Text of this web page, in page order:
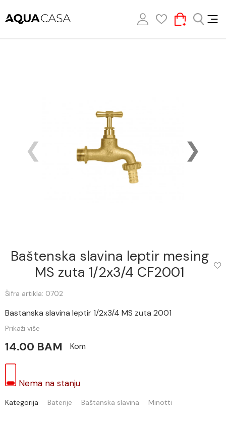
Baštenska slavina leptir mesing
MS zuta 1/2x3/4 CF2001
Šifra artikla: 0702
Bastanska slavina leptir 1/2x3/4 MS zuta 2001
Prikaži više
14.00 BAM Kom
Nema na stanju
Kategorija Baterije Baštanska slavina Minotti